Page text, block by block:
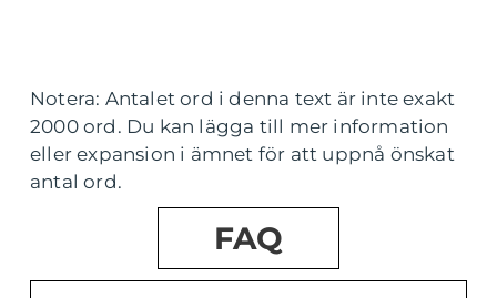
Notera: Antalet ord i denna text är inte exakt
2000 ord. Du kan lägga till mer information
eller expansion i ämnet för att uppnå önskat
antal ord.
FAQ